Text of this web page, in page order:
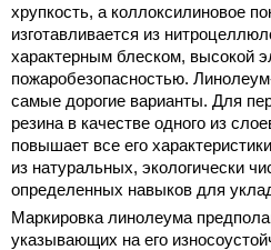
хрупкость, а коллоксилиновое
изготавливается из
характерным блеском, высокой
пожаробезопасностью.
самые дорогие варианты. Для
резина в качестве одного из
повышает все его
из натуральных, экологически
определенных навыков для
Маркировка линолеума
указывающих на его